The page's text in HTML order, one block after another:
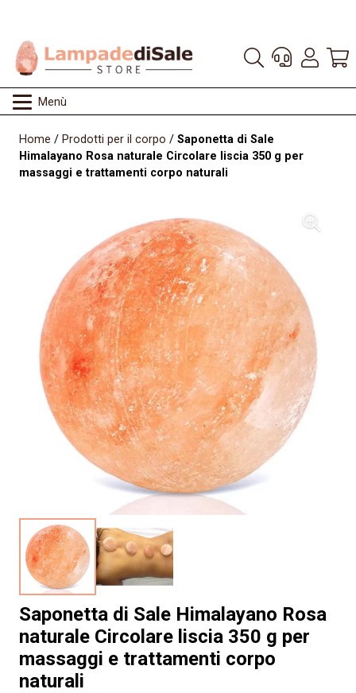
Menù
Home / Prodotti per il corpo / Saponetta di Sale
Himalayano Rosa naturale Circolare liscia 350 g per
massaggi e trattamenti corpo naturali
Saponetta di Sale Himalayano Rosa
naturale Circolare liscia 350 g per
massaggi e trattamenti corpo
naturali